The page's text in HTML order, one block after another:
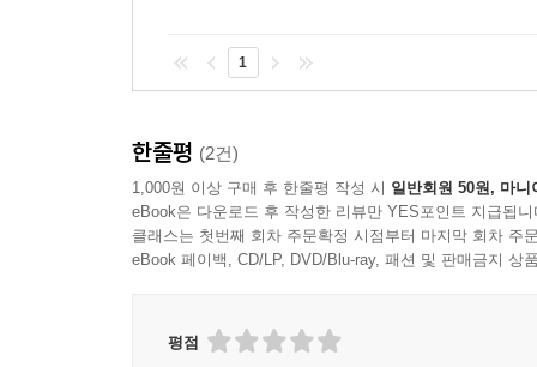
1
한줄평 (2건)
1,000원 이상 구매 후 한줄평 작성 시 일반회원 50원, 마니
eBook은 다운로드 후 작성한 리뷰만 YES포인트 지급됩니
클래스는 첫번째 회차 주문확정 시점부터 마지막 회차 주
eBook 페이백, CD/LP, DVD/Blu-ray, 패션 및 판매금지 상
평점